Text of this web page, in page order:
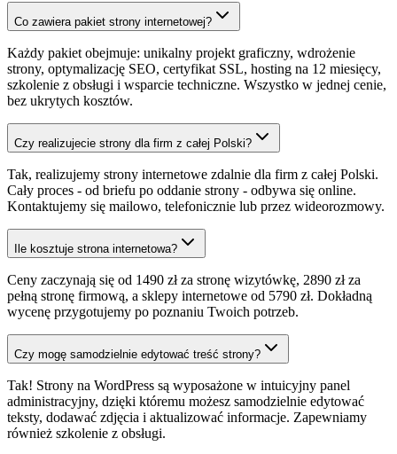
Co zawiera pakiet strony internetowej?
Każdy pakiet obejmuje: unikalny projekt graficzny, wdrożenie
strony, optymalizację SEO, certyfikat SSL, hosting na 12 miesięcy,
szkolenie z obsługi i wsparcie techniczne. Wszystko w jednej cenie,
bez ukrytych kosztów.
Czy realizujecie strony dla firm z całej Polski?
Tak, realizujemy strony internetowe zdalnie dla firm z całej Polski.
Cały proces - od briefu po oddanie strony - odbywa się online.
Kontaktujemy się mailowo, telefonicznie lub przez wideorozmowy.
Ile kosztuje strona internetowa?
Ceny zaczynają się od 1490 zł za stronę wizytówkę, 2890 zł za
pełną stronę firmową, a sklepy internetowe od 5790 zł. Dokładną
wycenę przygotujemy po poznaniu Twoich potrzeb.
Czy mogę samodzielnie edytować treść strony?
Tak! Strony na WordPress są wyposażone w intuicyjny panel
administracyjny, dzięki któremu możesz samodzielnie edytować
teksty, dodawać zdjęcia i aktualizować informacje. Zapewniamy
również szkolenie z obsługi.